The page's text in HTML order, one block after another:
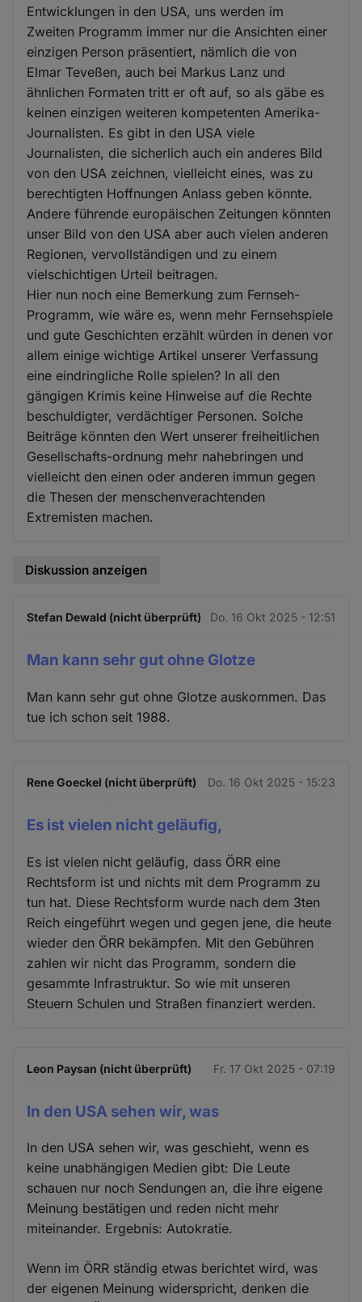
Entwicklungen in den USA, uns werden im
Zweiten Programm immer nur die Ansichten einer
einzigen Person präsentiert, nämlich die von
Elmar Teveßen, auch bei Markus Lanz und
ähnlichen Formaten tritt er oft auf, so als gäbe es
keinen einzigen weiteren kompetenten Amerika-
Journalisten. Es gibt in den USA viele
Journalisten, die sicherlich auch ein anderes Bild
von den USA zeichnen, vielleicht eines, was zu
berechtigten Hoffnungen Anlass geben könnte.
Andere führende europäischen Zeitungen könnten
unser Bild von den USA aber auch vielen anderen
Regionen, vervollständigen und zu einem
vielschichtigen Urteil beitragen.
Hier nun noch eine Bemerkung zum Fernseh-
Programm, wie wäre es, wenn mehr Fernsehspiele
und gute Geschichten erzählt würden in denen vor
allem einige wichtige Artikel unserer Verfassung
eine eindringliche Rolle spielen? In all den
gängigen Krimis keine Hinweise auf die Rechte
beschuldigter, verdächtiger Personen. Solche
Beiträge könnten den Wert unserer freiheitlichen
Gesellschafts-ordnung mehr nahebringen und
vielleicht den einen oder anderen immun gegen
die Thesen der menschenverachtenden
Extremisten machen.
Diskussion anzeigen
Stefan Dewald (nicht überprüft) Do. 16 Okt 2025 - 12:51
Man kann sehr gut ohne Glotze
Man kann sehr gut ohne Glotze auskommen. Das
tue ich schon seit 1988.
Rene Goeckel (nicht überprüft) Do. 16 Okt 2025 - 15:23
Es ist vielen nicht geläufig,
Es ist vielen nicht geläufig, dass ÖRR eine
Rechtsform ist und nichts mit dem Programm zu
tun hat. Diese Rechtsform wurde nach dem 3ten
Reich eingeführt wegen und gegen jene, die heute
wieder den ÖRR bekämpfen. Mit den Gebühren
zahlen wir nicht das Programm, sondern die
gesammte Infrastruktur. So wie mit unseren
Steuern Schulen und Straßen finanziert werden.
Leon Paysan (nicht überprüft) Fr. 17 Okt 2025 - 07:19
In den USA sehen wir, was
In den USA sehen wir, was geschieht, wenn es
keine unabhängigen Medien gibt: Die Leute
schauen nur noch Sendungen an, die ihre eigene
Meinung bestätigen und reden nicht mehr
miteinander. Ergebnis: Autokratie.
Wenn im ÖRR ständig etwas berichtet wird, was
der eigenen Meinung widerspricht, denken die